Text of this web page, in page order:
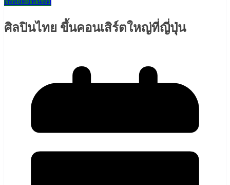
ศิลปินไทย ขึ้นคอนเสิร์ตใหญ่ที่ญี่ปุ่น